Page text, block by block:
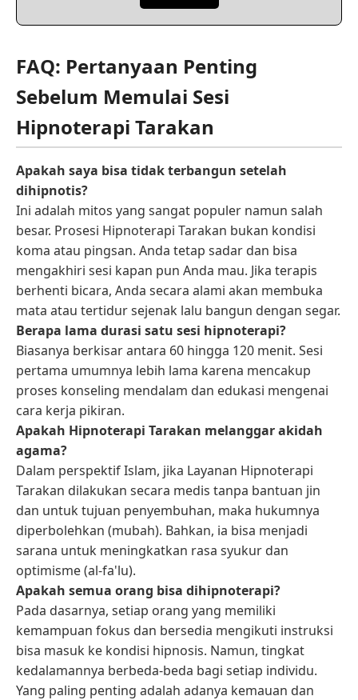
FAQ: Pertanyaan Penting
Sebelum Memulai Sesi
Hipnoterapi Tarakan
Apakah saya bisa tidak terbangun setelah
dihipnotis?
Ini adalah mitos yang sangat populer namun salah
besar. Prosesi Hipnoterapi Tarakan bukan kondisi
koma atau pingsan. Anda tetap sadar dan bisa
mengakhiri sesi kapan pun Anda mau. Jika terapis
berhenti bicara, Anda secara alami akan membuka
mata atau tertidur sejenak lalu bangun dengan segar.
Berapa lama durasi satu sesi hipnoterapi?
Biasanya berkisar antara 60 hingga 120 menit. Sesi
pertama umumnya lebih lama karena mencakup
proses konseling mendalam dan edukasi mengenai
cara kerja pikiran.
Apakah Hipnoterapi Tarakan melanggar akidah
agama?
Dalam perspektif Islam, jika Layanan Hipnoterapi
Tarakan dilakukan secara medis tanpa bantuan jin
dan untuk tujuan penyembuhan, maka hukumnya
diperbolehkan (mubah). Bahkan, ia bisa menjadi
sarana untuk meningkatkan rasa syukur dan
optimisme (al-fa'lu).
Apakah semua orang bisa dihipnoterapi?
Pada dasarnya, setiap orang yang memiliki
kemampuan fokus dan bersedia mengikuti instruksi
bisa masuk ke kondisi hipnosis. Namun, tingkat
kedalamannya berbeda-beda bagi setiap individu.
Yang paling penting adalah adanya kemauan dan